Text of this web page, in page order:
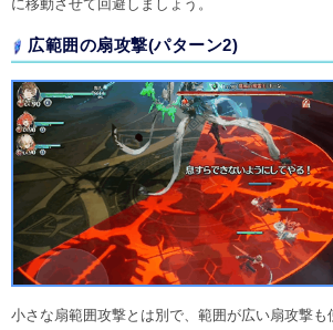
に移動させて回避しましょう。
広範囲の扇攻撃(パターン2)
小さな扇範囲攻撃とは別で、範囲が広い扇攻撃も